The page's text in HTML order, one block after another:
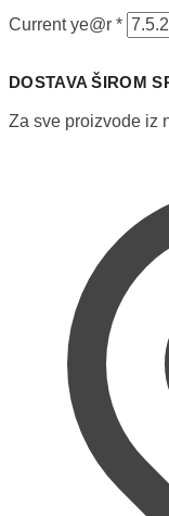
Current ye@r *
DOSTAVA ŠIROM
Za sve proizvode iz